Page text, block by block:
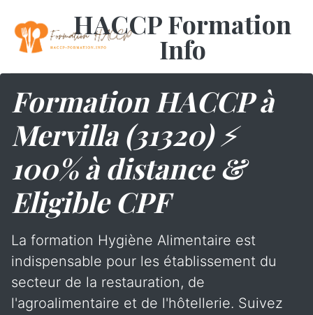
HACCP Formation
Info
Formation HACCP à
Mervilla (31320) ⚡
100% à distance &
Eligible CPF
La formation Hygiène Alimentaire est
indispensable pour les établissement du
secteur de la restauration, de
l'agroalimentaire et de l'hôtellerie. Suivez